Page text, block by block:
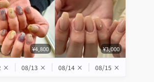
¥4,800 ¥3,000
× 08/13 × 08/14 × 08/15 ×